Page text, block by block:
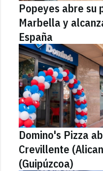
Popeyes abre su
Marbella y
España
Domino's Pizza
Crevillente
(Guipúzcoa)